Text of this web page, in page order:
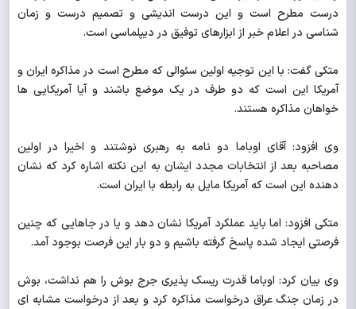
درست مطرح است و این درست اندیشی و تصمیم درست و زمان
شناسی در اعلام خبر از ابزارهای توفیق در دیپلماسی است.
متکی گفت: با این توجیه اولین سئوالی که مطرح است در مذاکره ایران و
آمریکا این است که دو طرف در یک موضع باشند و آیا آمریکایی ها
خواهان مذاکره هستند.
وی افزود: آقای اوباما دو نامه به رهبری نوشتند و اخیرا در اولین
مصاحبه بعد از انتخابات مجدد ایشان به این نکته اشاره کرد که نشان
دهنده این است که آمریکا مایل به رابطه با ایران است.
متکی افزود: اما باید عملکرد آمریکا نشان دهد و یا در جاهایی که چنین
فرصتی ایجاد شده پاسخ گرفته باشیم و دو بار این فرصت بوجود آمد.
وی بیان کرد: اوباما قدرت ریسک پذیری جرج بوش را هم نداشت، بوش
در زمان جنگ عراق درخواست مذاکره کرد و بعد از درخواست مشابه ای